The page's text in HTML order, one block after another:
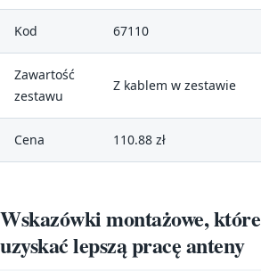
Kod 67110
Zawartość
zestawu
Z kablem w zestawie
Cena 110.88 zł
Wskazówki montażowe,
uzyskać lepszą pracę anteny